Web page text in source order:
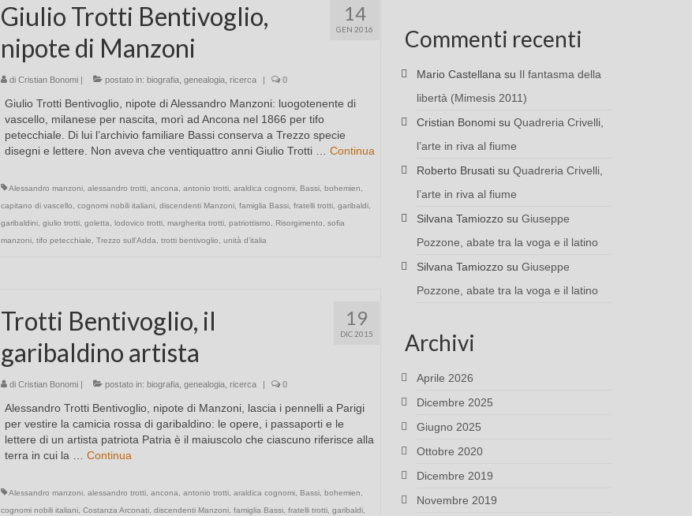
14
GEN 2016
Giulio Trotti Bentivoglio,
nipote di Manzoni
di Cristian Bonomi| postato in: biografia, genealogia, ricerca | 0
Giulio Trotti Bentivoglio, nipote di Alessandro Manzoni: luogotenente di
vascello, milanese per nascita, morì ad Ancona nel 1866 per tifo
petecchiale. Di lui l’archivio familiare Bassi conserva a Trezzo specie
disegni e lettere. Non aveva che ventiquattro anni Giulio Trotti … Continua
Alessandro manzoni, alessandro trotti, ancona antonio trotti, araldica cognomi, Bassi, bohemien
capitano di vascello
cognomi nobili italiani, discendenti Manzoni, famiglia Bassi, fratelli trotti, garibaldi,
garibaldini, giulio trotti, goletta lodovico trotti, margherita trotti, patriottismo Risorgimento
sofia
manzoni, tifo petecchiale Trezzo sull'Adda trotti bentivoglio unità d’italia
19
DIC 2015
Trotti Bentivoglio, il
garibaldino artista
di Cristian Bonomi| postato in: biografia, genealogia, ricerca | 0
Alessandro Trotti Bentivoglio, nipote di Manzoni, lascia i pennelli a Parigi
per vestire la camicia rossa di garibaldino: le opere, i passaporti e le
lettere di un artista patriota Patria è il maiuscolo che ciascuno riferisce alla
terra in cui la … Continua
Alessandro manzoni, alessandro trotti, ancona antonio trotti, araldica cognomi, Bassi, bohemien
cognomi nobili italiani, Costanza Arconati, discendenti Manzoni, famiglia Bassi, fratelli trotti, garibaldi,
Commenti recenti
Mario Castellana su Il fantasma della
libertà (Mimesis 2011)
Cristian Bonomisu Quadreria Crivelli,
l’arte in riva al fiume
Roberto Brusatisu Quadreria Crivelli,
l’arte in riva al fiume
Silvana Tamiozzosu Giuseppe
Pozzone, abate tra la voga e il latino
Silvana Tamiozzosu Giuseppe
Pozzone, abate tra la voga e il latino
Archivi
Aprile 2026
Dicembre 2025
Giugno 2025
Ottobre 2020
Dicembre 2019
Novembre 2019